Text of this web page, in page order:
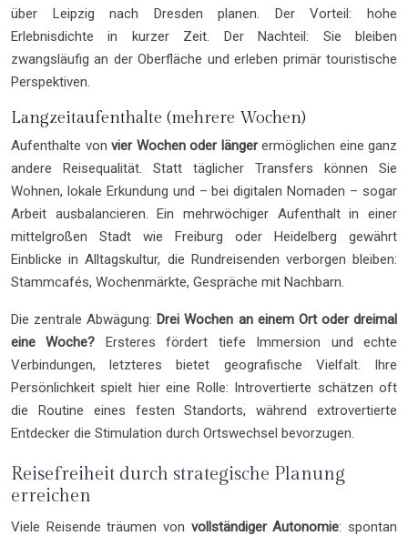
über Leipzig nach Dresden planen. Der Vorteil: hohe
Erlebnisdichte in kurzer Zeit. Der Nachteil: Sie bleiben
zwangsläufig an der Oberfläche und erleben primär touristische
Perspektiven.
Langzeitaufenthalte (mehrere Wochen)
Aufenthalte von vier Wochen oder längerermöglichen eine ganz
andere Reisequalität. Statt täglicher Transfers können Sie
Wohnen, lokale Erkundung und – bei digitalen Nomaden – sogar
Arbeit ausbalancieren. Ein mehrwöchiger Aufenthalt in einer
mittelgroßen Stadt wie Freiburg oder Heidelberg gewährt
Einblicke in Alltagskultur, die Rundreisenden verborgen bleiben:
Stammcafés, Wochenmärkte, Gespräche mit Nachbarn.
Die zentrale Abwägung: Drei Wochen an einem Ort oder dreimal
eine Woche? Ersteres fördert tiefe Immersion und echte
Verbindungen, letzteres bietet geografische Vielfalt. Ihre
Persönlichkeit spielt hier eine Rolle: Introvertierte schätzen oft
die Routine eines festen Standorts, während extrovertierte
Entdecker die Stimulation durch Ortswechsel bevorzugen.
Reisefreiheit durch strategische Planung
erreichen
Viele Reisende träumen von vollständiger Autonomie: spontan